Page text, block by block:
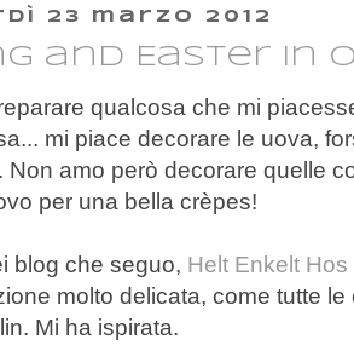
23 marzo 2012
and Easter in
qualcosa che mi
mi piace decorare le uova,
Non amo però decorare quelle
per una bella crèpes!
blog che seguo, Helt Enkelt Hos
molto delicata, come tutte
Mi ha ispirata.